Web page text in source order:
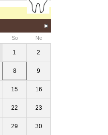
So Ne
1 2
8 9
15 16
22 23
29 30